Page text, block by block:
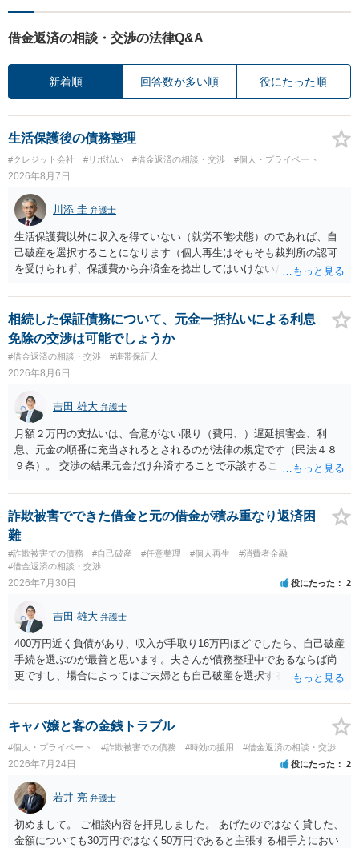
借金返済の相談・交渉の法律Q&A
新着順 回答数が多い順 役にたった順
生活保護後の債務整理
#クレジット会社 #リボ払い #借金返済の相談・交渉 #個人・プライベート
2026年8月7日
川添 圭 弁護士
生活保護費以外に収入を得ていない（就労不能状態）のであれば、自
己破産を選択することになります（個人再生はそもそも裁判所の認可
を受けられず、保護費から弁済金を捻出してはいけないため任意整理
士費用は法テラスが負担し、裁判所の予納金等も法テラスが援助して
くれるため、弁護士へ自己破産を任せれば解決します。
相続した保証債務について、元金一括払いによる利息
免除の交渉は可能でしょうか
#借金返済の相談・交渉 #連帯保証人
2026年8月6日
吉田 雄大 弁護士
月額２万円の支払いは、合意がない限り（費用、）遅延損害金、利
息、元金の順番に充当されるとされるのが法律の規定です（民法４８
９条）。 交渉の結果元金だけ弁済することで示談することは、弁護士
ることには消極的なことが多いものの、お近くの弁護士にご依頼しチ
ャレンジなさる意義は十分にあると思います。
詐欺被害でできた借金と元の借金が積み重なり返済困
難
#詐欺被害での債務 #自己破産 #任意整理 #個人再生
#消費者金融
#借金返済の相談・交渉
2026年7月30日 役にたった 2
吉田 雄大 弁護士
400万円近く負債があり、収入が手取り16万円ほどでしたら、自己破産
手続を選ぶのが最善と思います。夫さんが債務整理中であるならば尚
更ですし、場合によってはご夫婦とも自己破産を選択する方法もある
キャバ嬢と客の金銭トラブル
#個人・プライベート #詐欺被害での債務 #時効の援用 #借金返済の相談・交渉
2026年7月24日 役にたった 2
若井 亮 弁護士
初めまして。 ご相談内容を拝見しました。 あげたのではなく貸した、
金額についても30万円ではなく50万円であると主張する相手方におい